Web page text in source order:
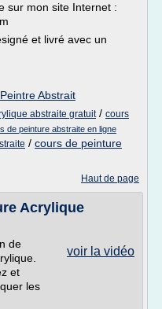
sur mon site Internet :
et livré avec un
Abstrait
abstraite gratuit/ cours
de peinture abstraite en ligne
/ cours de peinture
Haut de page
Acrylique
voir la vidéo
de
et
les